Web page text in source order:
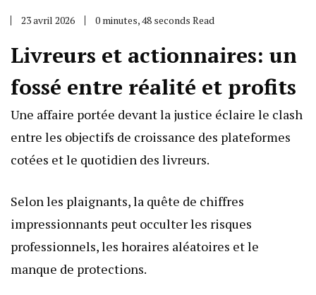
23 avril 2026 0 minutes, 48 seconds Read
Livreurs et actionnaires: un
fossé entre réalité et profits
Une affaire portée devant la justice éclaire le clash
entre les objectifs de croissance des plateformes
cotées et le quotidien des livreurs.
Selon les plaignants, la quête de chiffres
impressionnants peut occulter les risques
professionnels, les horaires aléatoires et le
manque de protections.